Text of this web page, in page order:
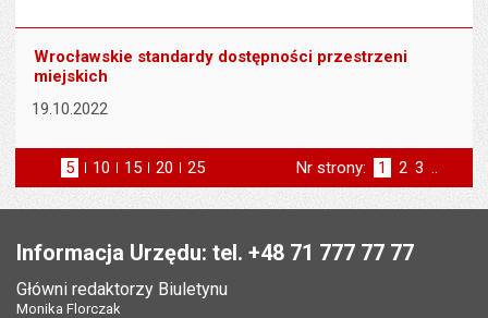
Wrocławskie standardy dostępności przestrzeni
miejskich
19.10.2022
5 elementów na stronie
10 elementów
na stronie
15 elementów
na stronie
20 elementów
na stronie
25
na stronie
Nr strony: Strona
1 Strona
2 Strona
3 ..
Informacja Urzędu: tel. +48 71 777 77 77
Główni redaktorzy Biuletynu
Monika Florczak